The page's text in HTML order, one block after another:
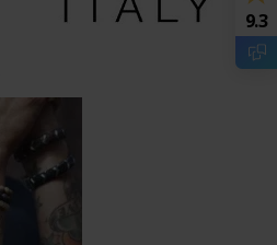
9.3